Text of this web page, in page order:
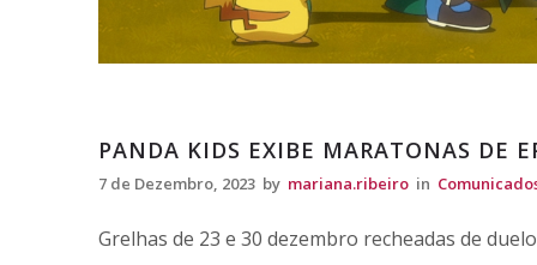
PANDA KIDS EXIBE MARATONAS DE
7 de Dezembro, 2023 by mariana.ribeiro in
Grelhas de 23 e 30 dezembro recheadas de